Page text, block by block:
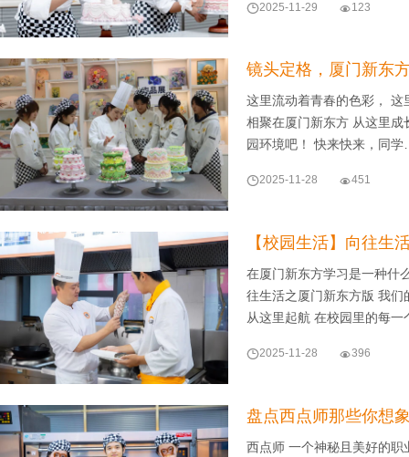
2025-11-29 123
镜头定格，厦门新东
这里流动着青春的色彩，
相聚在厦门新东方 从这里
园环境吧！ 快来快来，同
2025-11-28 451
【校园生活】向往
在厦门新东方学习是一种什
往生活之厦门新东方版 我
从这里起航 在校园里的每
2025-11-28 396
盘点西点师那些你想
西点师 一个神秘且美好的